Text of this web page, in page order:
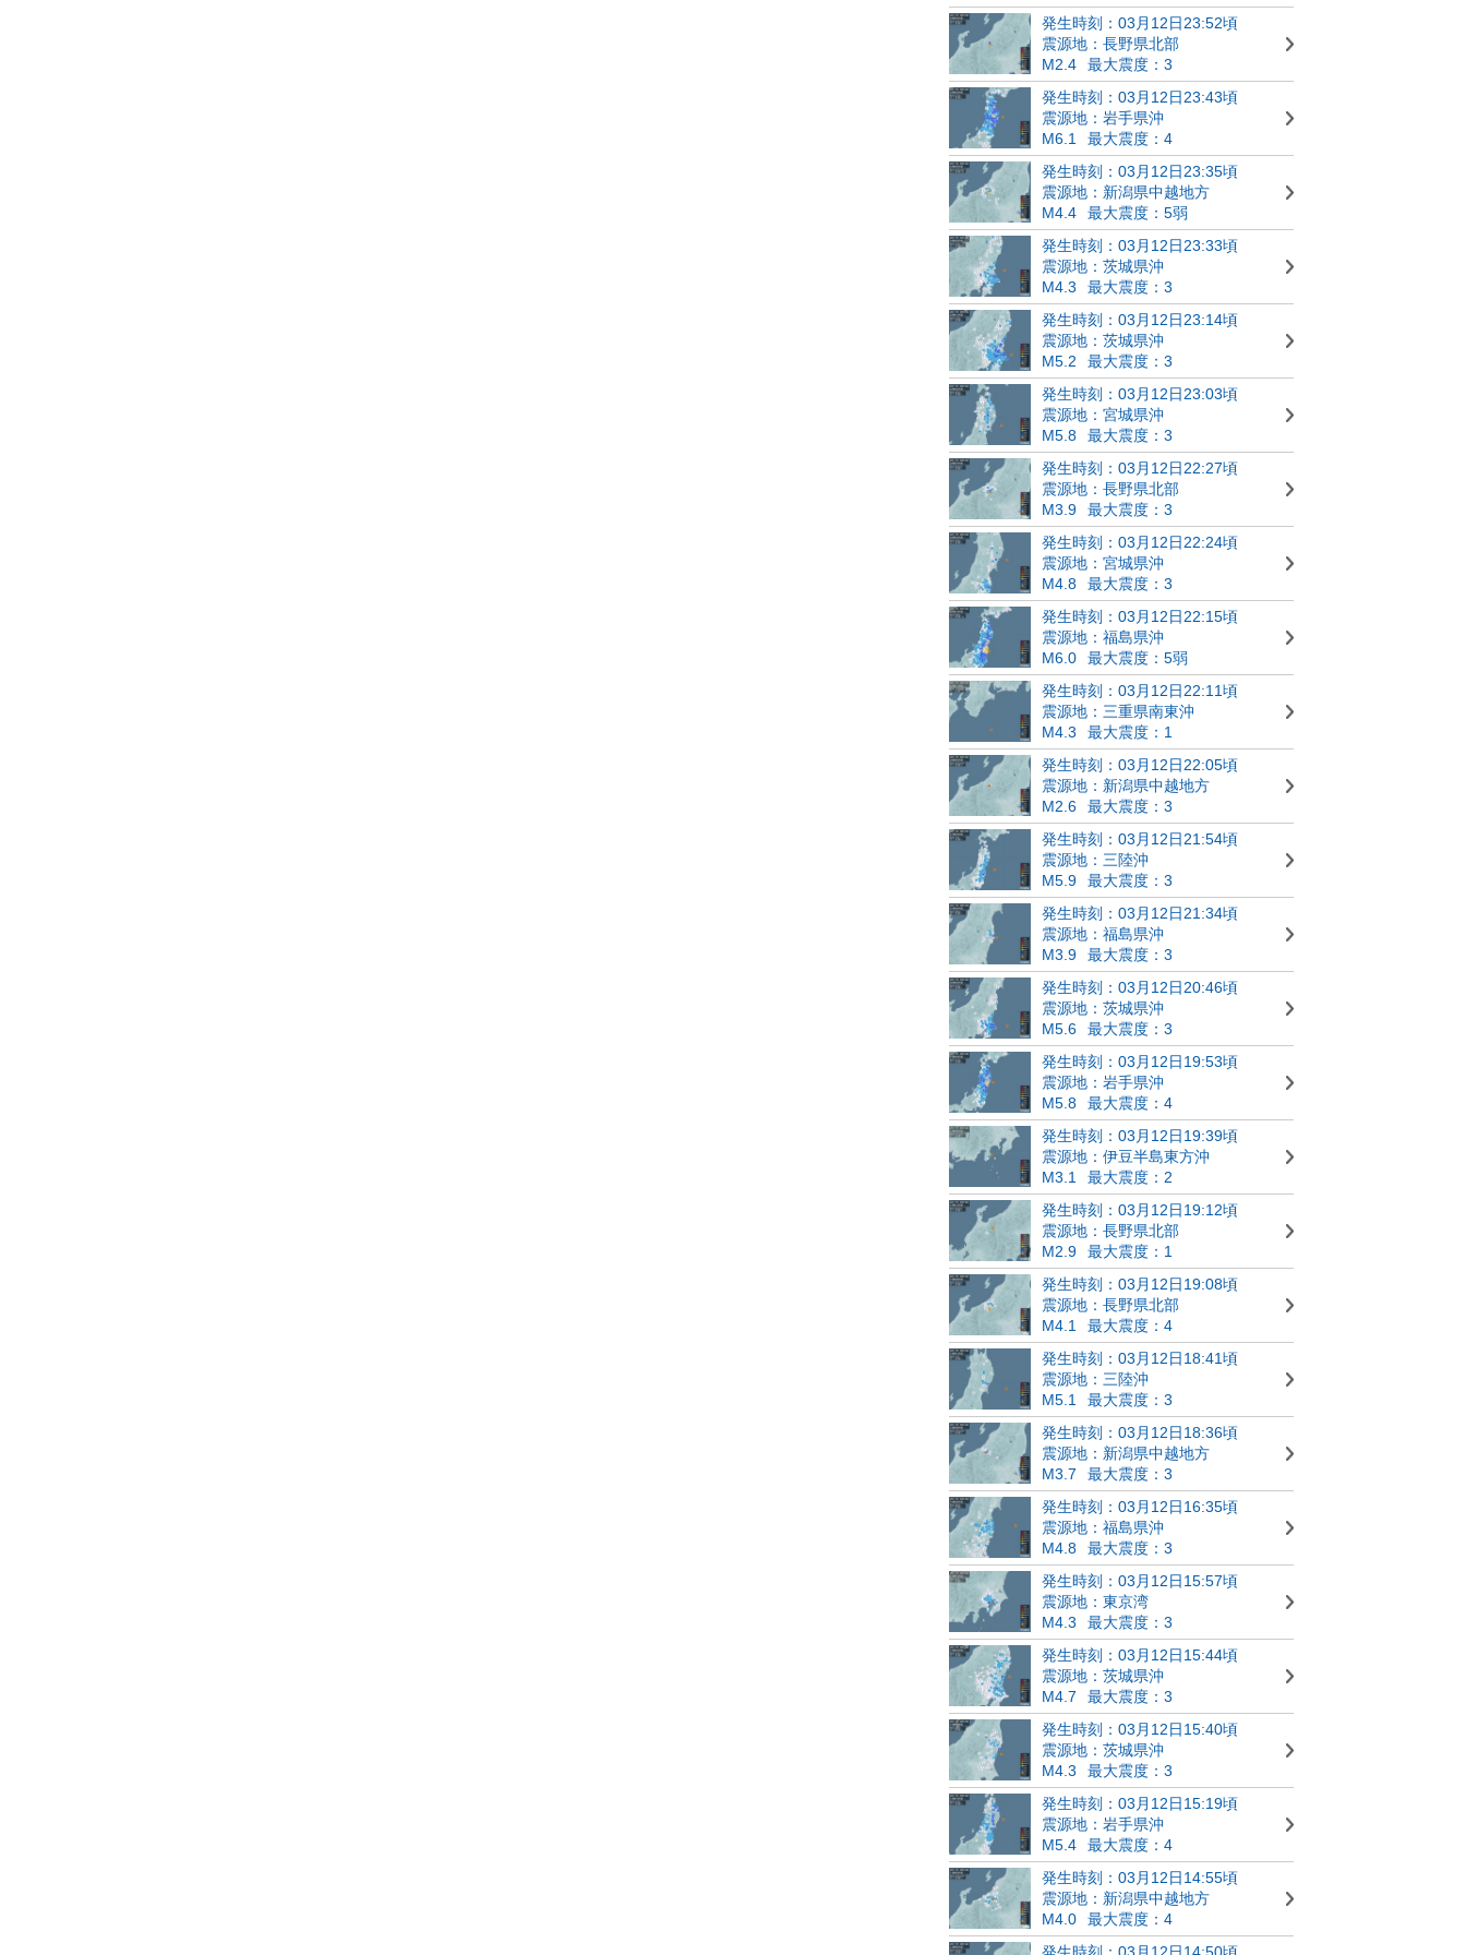
発生時刻：03月12日23:52頃
震源地：長野県北部
M2.4
最大震度：3
発生時刻：03月12日23:43頃
震源地：岩手県沖
M6.1
最大震度：4
発生時刻：03月12日23:35頃
震源地：新潟県中越地方
M4.4
最大震度：5弱
発生時刻：03月12日23:33頃
震源地：茨城県沖
M4.3
最大震度：3
発生時刻：03月12日23:14頃
震源地：茨城県沖
M5.2
最大震度：3
発生時刻：03月12日23:03頃
震源地：宮城県沖
M5.8
最大震度：3
発生時刻：03月12日22:27頃
震源地：長野県北部
M3.9
最大震度：3
発生時刻：03月12日22:24頃
震源地：宮城県沖
M4.8
最大震度：3
発生時刻：03月12日22:15頃
震源地：福島県沖
M6.0
最大震度：5弱
発生時刻：03月12日22:11頃
震源地：三重県南東沖
M4.3
最大震度：1
発生時刻：03月12日22:05頃
震源地：新潟県中越地方
M2.6
最大震度：3
発生時刻：03月12日21:54頃
震源地：三陸沖
M5.9
最大震度：3
発生時刻：03月12日21:34頃
震源地：福島県沖
M3.9
最大震度：3
発生時刻：03月12日20:46頃
震源地：茨城県沖
M5.6
最大震度：3
発生時刻：03月12日19:53頃
震源地：岩手県沖
M5.8
最大震度：4
発生時刻：03月12日19:39頃
震源地：伊豆半島東方沖
M3.1
最大震度：2
発生時刻：03月12日19:12頃
震源地：長野県北部
M2.9
最大震度：1
発生時刻：03月12日19:08頃
震源地：長野県北部
M4.1
最大震度：4
発生時刻：03月12日18:41頃
震源地：三陸沖
M5.1
最大震度：3
発生時刻：03月12日18:36頃
震源地：新潟県中越地方
M3.7
最大震度：3
発生時刻：03月12日16:35頃
震源地：福島県沖
M4.8
最大震度：3
発生時刻：03月12日15:57頃
震源地：東京湾
M4.3
最大震度：3
発生時刻：03月12日15:44頃
震源地：茨城県沖
M4.7
最大震度：3
発生時刻：03月12日15:40頃
震源地：茨城県沖
M4.3
最大震度：3
発生時刻：03月12日15:19頃
震源地：岩手県沖
M5.4
最大震度：4
発生時刻：03月12日14:55頃
震源地：新潟県中越地方
M4.0
最大震度：4
発生時刻：03月12日14:50頃